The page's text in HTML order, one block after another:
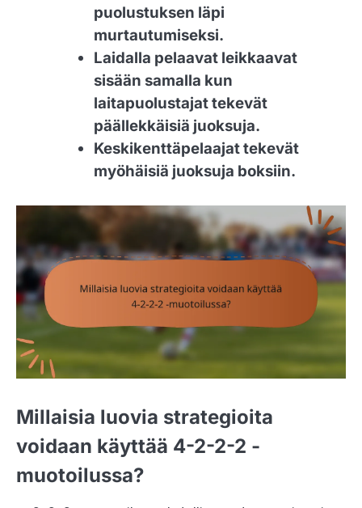
puolustuksen läpi
murtautumiseksi.
Laidalla pelaavat leikkaavat
sisään samalla kun
laitapuolustajat tekevät
päällekkäisiä juoksuja.
Keskikenttäpelaajat tekevät
myöhäisiä juoksuja boksiin.
Millaisia luovia strategioita
voidaan käyttää 4-2-2-2 -
muotoilussa?